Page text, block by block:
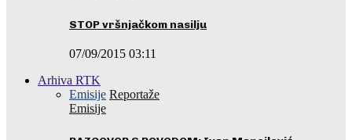
STOP vršnjačkom nasilju
07/09/2015 03:11
Arhiva RTK
Emisije Reportaže
Emisije